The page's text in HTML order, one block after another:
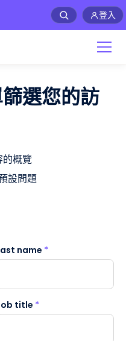
登入
選您的訪
的概覽
設問題
name *
title *